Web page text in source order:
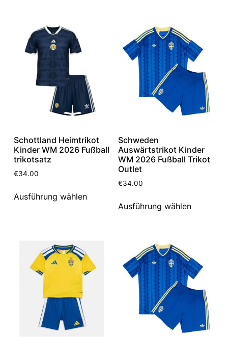
Schottland Heimtrikot
Kinder WM 2026 Fußball
trikotsatz
€34.00
Ausführung wählen
Schweden
Auswärtstrikot Kinder
WM 2026 Fußball Trikot
Outlet
€34.00
Ausführung wählen